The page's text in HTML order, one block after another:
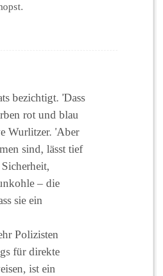
bezichtigt. 'Dass
rot und blau
Wurlitzer. 'Aber
sind, lässt tief
– die
sie ein
Polizisten
für direkte
ist ein